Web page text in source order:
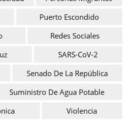
Puerto Escondido
Redes Sociales
SARS-CoV-2
Senado De La República
Suministro De Agua Potable
Violencia